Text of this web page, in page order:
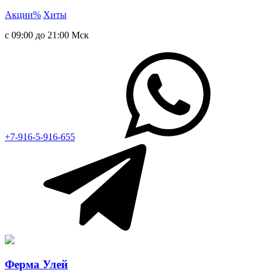
Акции% Хиты
с 09:00 до 21:00 Мск
+7-916-5-916-655
Ферма Улей